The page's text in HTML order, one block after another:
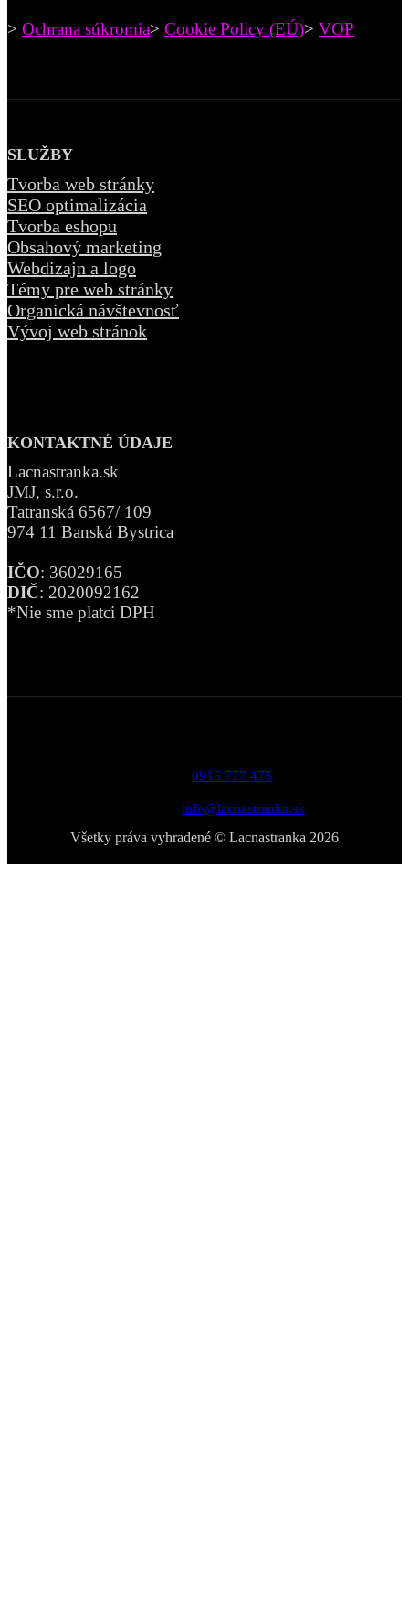
> Ochrana súkromia> Cookie Policy (EÚ)> VOP
SLUŽBY
Tvorba web stránky
SEO optimalizácia
Tvorba eshopu
Obsahový marketing
Webdizajn a logo
Témy pre web stránky
Organická návštevnosť
Vývoj web stránok
KONTAKTNÉ ÚDAJE
Lacnastranka.sk
JMJ, s.r.o.
Tatranská 6567/ 109
974 11 Banská Bystrica
IČO: 36029165
DIČ: 2020092162
*Nie sme platci DPH
0915 777 475
info@lacnastranka.sk
Všetky práva vyhradené © Lacnastranka 2026